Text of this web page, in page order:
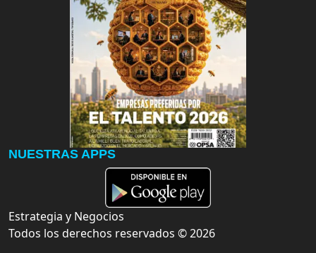
NUESTRAS APPS
Estrategia y Negocios
Todos los derechos reservados ©2026